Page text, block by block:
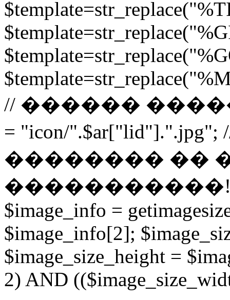
// ������
= "icon/
�������� ��
�����������! if
$image_info =
$image_info[2];
$image_size_height =
2) AND